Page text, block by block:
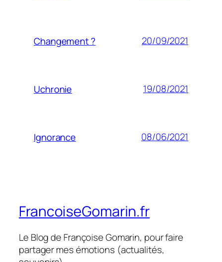
Changement ? 20/09/2021
Uchronie 19/08/2021
Ignorance 08/06/2021
FrancoiseGomarin.fr
Le Blog de Françoise Gomarin, pour faire
partager mes émotions (actualités,